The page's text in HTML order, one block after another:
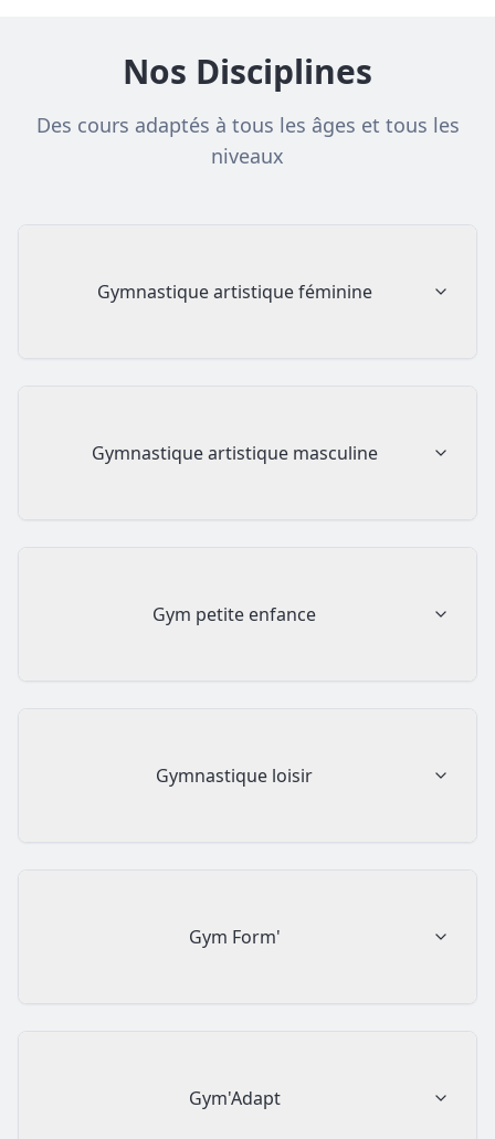
Nos Disciplines
Des cours adaptés à tous les âges et tous les
niveaux
Gymnastique artistique féminine
Gymnastique artistique masculine
Gym petite enfance
Gymnastique loisir
Gym Form'
Gym'Adapt